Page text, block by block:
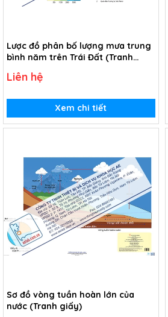
Lược đồ phân bố lượng mưa trung
bình năm trên Trái Đất (Tranh
Liên hệ
Xem chi tiết
Sơ đồ vòng tuần hoàn lớn của
nước (Tranh giấy)